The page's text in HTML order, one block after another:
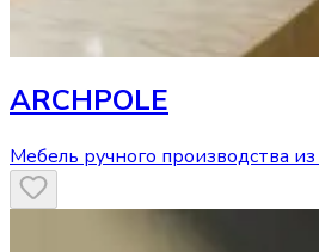
ARCHPOLE
Мебель ручного производства